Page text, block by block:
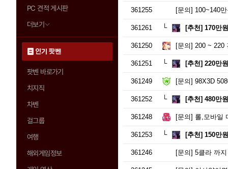
PC 견적 게시판
더보기
인기 팟벤
팟벤 바로가기
치지직
차벤
걸그룹
여행
해외게임정보
361255 [문의] 100~140
361261 [추천] 170만
361250 [문의] 200 ~ 220
361251 [추천] 220만
361249 [문의] 98X3D
361252 [추천] 480만
361248 [문의] 롤,모바일
361253 [추천] 150만
361246 [문의] 5클라 까